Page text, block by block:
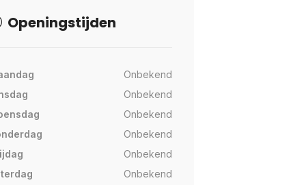
Openingstijden
Onbekend
Onbekend
Onbekend
Onbekend
Onbekend
Onbekend